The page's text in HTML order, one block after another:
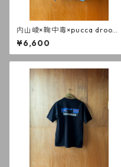
内山崚×鞠中毒×pucca droow
a （Malato di palla fino alla
morte.）Napoli blue
¥6,600